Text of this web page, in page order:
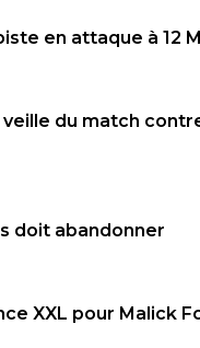
en attaque à 12
veille du match
doit abandonner
XXL pour Malick